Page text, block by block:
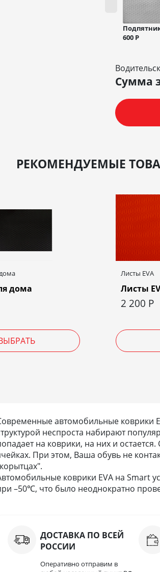
600 Р
Сумма
РЕКОМЕНДУЕМЫЕ
дома
Листы EVA
Листы
2 200 Р
автомобильные коврики
неспроста набирают
на коврики, на них и
При этом, Ваша обувь не
коврики EVA на Smart
–50℃, что было неоднократно
ДОСТАВКА ПО ВСЕЙ
РОССИИ
Оперативно отправим в